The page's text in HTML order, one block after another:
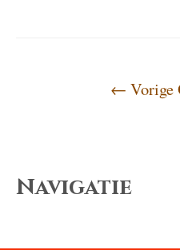
← Vorige
Navigatie